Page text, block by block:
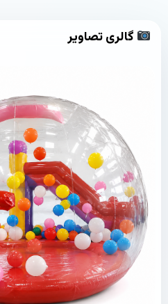
گالری تصاویر